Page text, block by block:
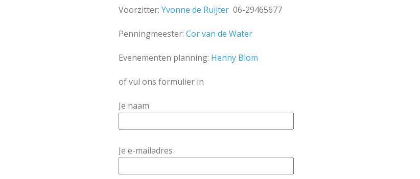
Voorzitter: Yvonne de Ruijter 06-29465677
Penningmeester: Cor van de Water
Evenementen planning: Henny Blom
of vul ons formulier in
Je naam
Je e-mailadres